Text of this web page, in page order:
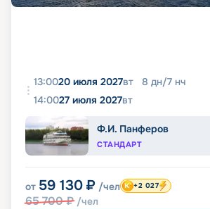
13:0020 июля 2027вт 8 дн/7 нч
14:0027 июля 2027вт
Ф.И. Панферов
СТАНДАРТ
от 59 130 ₽ /чел
65 700₽ /чел
+2 027